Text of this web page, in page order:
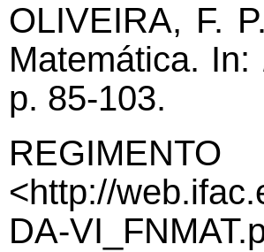
OLIVEIRA, F.
Matemática. In:
p. 85-103.
<http://
DA-